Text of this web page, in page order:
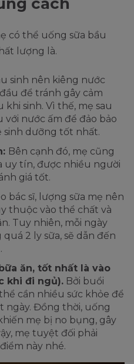
cách
có thể uống sữa bầu
lượng là.
sinh nên kiêng nước
để tránh gây cảm
khi sinh. Vì thế, mẹ sau
với nước ấm để đảo bảo
sinh dưỡng tốt nhất.
Bên cạnh đó, mẹ cũng
uy tín, được nhiều người
giá tốt.
bác sĩ, lượng sữa mẹ nên
thuộc vào thể chất và
Tuy nhiên, mỗi ngày
2 ly sữa, sẽ dẫn đến
ăn, tốt nhất là vào
khi đi ngủ). Bởi buổi
cần nhiều sức khỏe để
ngày. Đồng thời, uống
mẹ bị no bụng, gây
mẹ tuyệt đối phải
này nhé.